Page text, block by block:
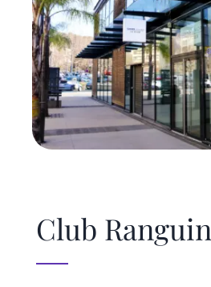
Club Ranguin